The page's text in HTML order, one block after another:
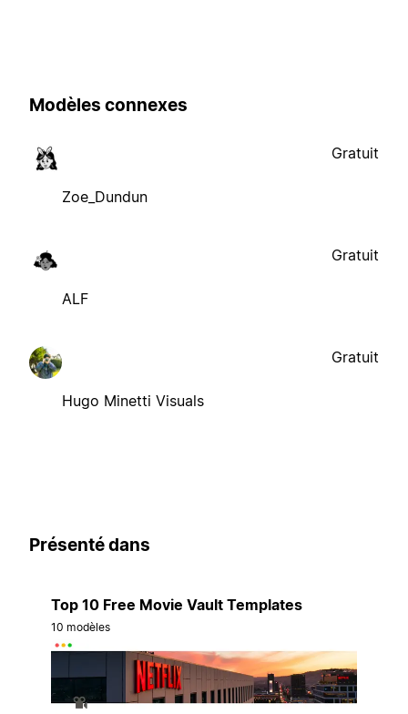
Modèles connexes
Zoe_Dundun
Gratuit
ALF
Gratuit
Hugo Minetti Visuals
Gratuit
Présenté dans
Top 10 Free Movie Vault Templates
10 modèles